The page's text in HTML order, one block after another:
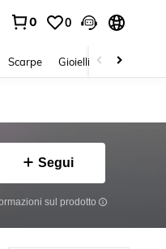
0 0
Scarpe Gioielli E Accessori
Segui
sul prodotto